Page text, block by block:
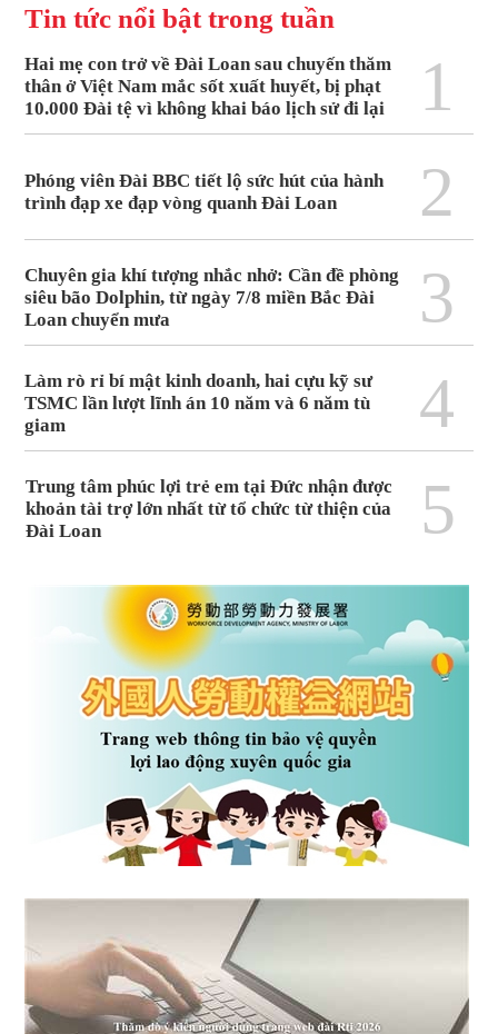
Tin tức nổi bật trong tuần
Hai mẹ con trở về Đài Loan sau chuyến thăm
thân ở Việt Nam mắc sốt xuất huyết, bị phạt
10.000 Đài tệ vì không khai báo lịch sử đi lại
1
Phóng viên Đài BBC tiết lộ sức hút của hành
trình đạp xe đạp vòng quanh Đài Loan
2
Chuyên gia khí tượng nhắc nhở: Cần đề phòng
siêu bão Dolphin, từ ngày 7/8 miền Bắc Đài
Loan chuyển mưa
3
Làm rò rỉ bí mật kinh doanh, hai cựu kỹ sư
TSMC lần lượt lĩnh án 10 năm và 6 năm tù
giam
4
Trung tâm phúc lợi trẻ em tại Đức nhận được
khoản tài trợ lớn nhất từ tổ chức từ thiện của
Đài Loan
5